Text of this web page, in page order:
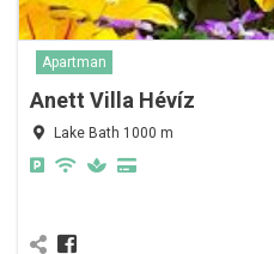
Apartman
Anett Villa Hévíz
Lake Bath 1000 m